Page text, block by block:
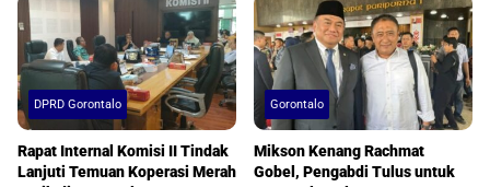
DPRD Gorontalo
Rapat Internal Komisi II Tindak
Lanjuti Temuan Koperasi Merah
Gorontalo
Mikson Kenang Rachmat
Gobel, Pengabdi Tulus untuk